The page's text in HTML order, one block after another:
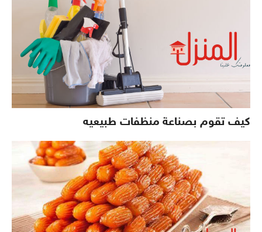
كيف تقوم بصناعة منظفات طبيعيه